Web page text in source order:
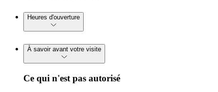
Heures d'ouverture
À savoir avant votre visite
Ce qui n'est pas autorisé